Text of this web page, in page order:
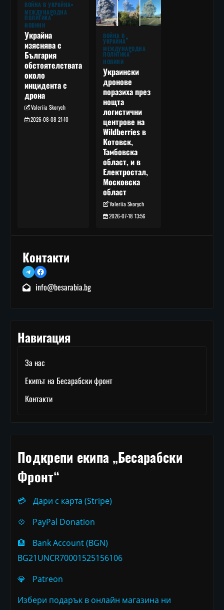
ВОЙНА В УКРАЙНА
МЕЖДУНАРОДНА
ПОЛИТИКА
НОВИНИ
Украйна
изяснява с
България
обстоятелствата
около
инцидента с
дрона
Valeriia Skorych
2026-08-08 21:10
ВОЙНА В
УКРАЙНА
МЕЖДУНАРОДНА
ПОЛИТИКА
НОВИНИ
Украински
дронове
поразиха през
нощта
логистични
центрове на
Wildberries в
Котовск,
Тамбовска
област, и в
Електростал,
Московска
област
Valeriia Skorych
2026-07-18 13:56
Контакти
TelegramFacebook
info@besarabia.bg
Навигация
За нас
Екипът на Бесарабски фронт
Контакти
Подкрепи екипа „Бесарабски
Фронт“
💳
Дари с карта (Stripe)
💠
PayPal Donation
🏦
Bank Account (BGN)
BG21UNCR70001525156106
💎
Patreon
Избери подарък в онлайн магазина ни